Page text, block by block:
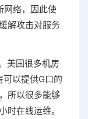
网络，因此使
解攻击对服务
美国很多机房
以提供G口的
所以很多能够
时在线运维。